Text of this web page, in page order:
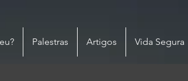
Palestras Artigos Vida Segura